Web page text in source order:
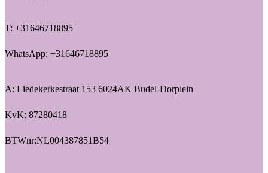
T: +31646718895
WhatsApp: +31646718895
A: Liedekerkestraat 153 6024AK Budel-Dorplein
KvK: 87280418
BTWnr:NL004387851B54